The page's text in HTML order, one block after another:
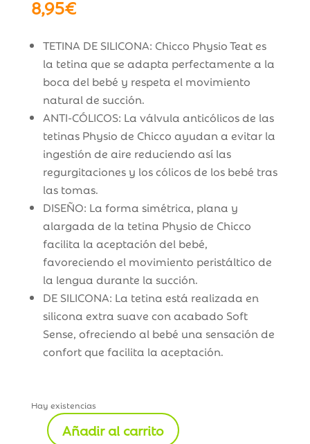
8,95€
TETINA DE SILICONA: Chicco Physio Teat es
la tetina que se adapta perfectamente a la
boca del bebé y respeta el movimiento
natural de succión.
ANTI-CÓLICOS: La válvula anticólicos de las
tetinas Physio de Chicco ayudan a evitar la
ingestión de aire reduciendo así las
regurgitaciones y los cólicos de los bebé tras
las tomas.
DISEÑO: La forma simétrica, plana y
alargada de la tetina Physio de Chicco
facilita la aceptación del bebé,
favoreciendo el movimiento peristáltico de
la lengua durante la succión.
DE SILICONA: La tetina está realizada en
silicona extra suave con acabado Soft
Sense, ofreciendo al bebé una sensación de
confort que facilita la aceptación.
Hay existencias
Chicco
Añadir al carrito